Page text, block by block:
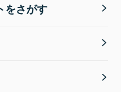
をさがす